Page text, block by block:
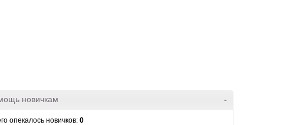
-
новичкам
опекалось новичков: 0